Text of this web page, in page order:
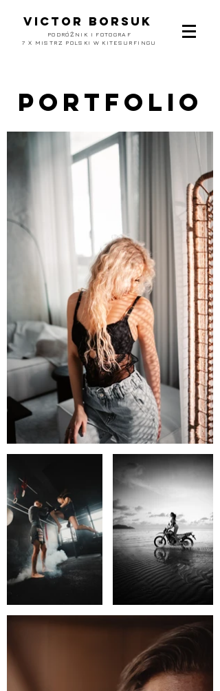
Victor borsuk
PODRÓŻNIK I FOTOGRAF
7 X MISTRZ POLSKI W KITESURFINGU
Portfolio